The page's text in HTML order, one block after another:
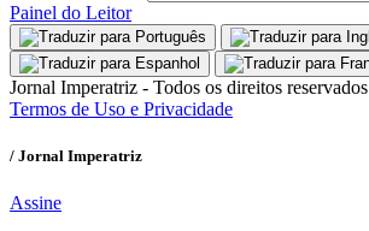
Painel do Leitor
Jornal Imperatriz - Todos os direitos reservados
Termos de Uso e Privacidade
/ Jornal Imperatriz
Assine